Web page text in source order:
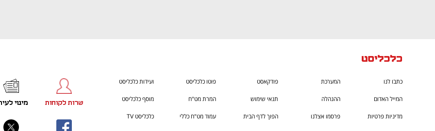
כתבו לנו המערכת פודקאסט פוטו כלכליסט ועידות כלכליסט
המייל האדום ההנהלה תנאי שימוש המרת מט"ח מוסף כלכליסט
מדיניות פרטיות פרסמו אצלנו הפוך לדף הבית עמוד מט"ח כללי כלכליסט TV
שרות לקוחות מינוי